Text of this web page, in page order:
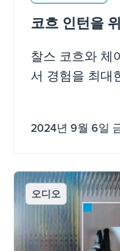
코흐 인턴을
찰스 코흐와 체
서 경험을 최대
2024년 9월 6일
오디오